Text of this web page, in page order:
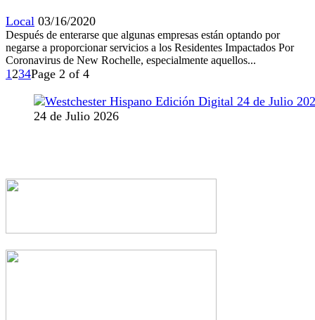
Local 03/16/2020
Después de enterarse que algunas empresas están optando por
negarse a proporcionar servicios a los Residentes Impactados Por
Coronavirus de New Rochelle, especialmente aquellos...
1234Page 2 of 4
24 de Julio 2026